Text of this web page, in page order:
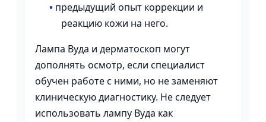
• предыдущий опыт коррекции и
реакцию кожи на него.
Лампа Вуда и дерматоскоп могут
дополнять осмотр, если специалист
обучен работе с ними, но не заменяют
клиническую диагностику. Не следует
использовать лампу Вуда как